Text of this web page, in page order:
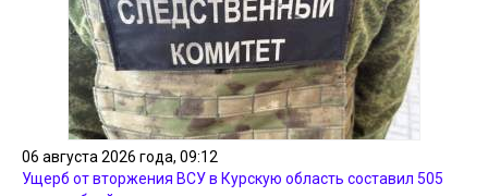
06 августа 2026 года, 09:12
Ущерб от вторжения ВСУ в Курскую область составил 505